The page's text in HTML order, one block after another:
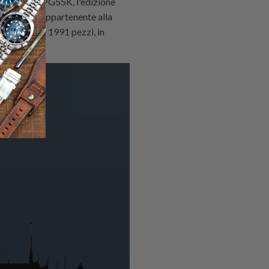
appartenente alla
limitata di 1991 pezzi, in